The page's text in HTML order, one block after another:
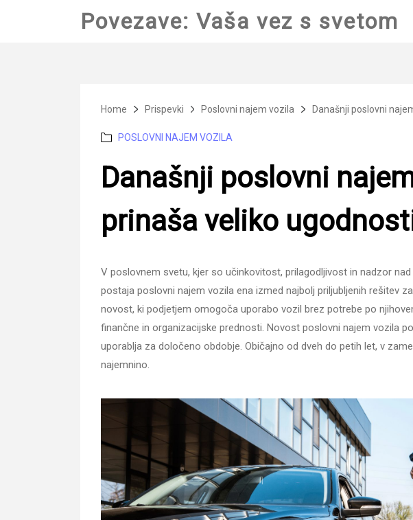
Povezave: Vaša vez s svetom
Home Prispevki Poslovni najem vozila Današnji poslovni
Categories
POSLOVNI NAJEM VOZILA
Današnji poslovni
prinaša veliko
V poslovnem svetu, kjer so učinkovitost, prilagodljivost in nadzor
postaja poslovni najem vozila ena izmed najbolj priljubljenih rešitev
novost, ki podjetjem omogoča uporabo vozil brez potrebe po
finančne in organizacijske prednosti. Novost poslovni najem vozila
uporablja za določeno obdobje. Običajno od dveh do petih let, v
najemnino.